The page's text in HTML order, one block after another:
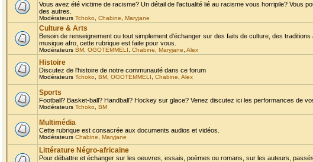
Vous avez été victime de racisme? Un détail de l'actualité lié au racisme vous horripile? Vous
des autres.
Modérateurs Tchoko Chabine Maryjane
Culture & Arts
Besoin de renseignement ou tout simplement d'échanger sur des faits de culture, des
musique afro, cette rubrique est faite pour vous.
Modérateurs BM OGOTEMMELI Chabine Maryjane Alex
Histoire
Discutez de l'histoire de notre communauté dans ce forum
Modérateurs Tchoko BM OGOTEMMELI Chabine Alex
Sports
Football? Basket-ball? Handball? Hockey sur glace? Venez discutez ici les performances de
Modérateurs Tchoko BM
Multimédia
Cette rubrique est consacrée aux documents audios et vidéos.
Modérateurs Chabine Maryjane
Littérature Négro-africaine
Pour débattre et échanger sur les oeuvres, essais, poèmes ou romans, sur les auteurs,